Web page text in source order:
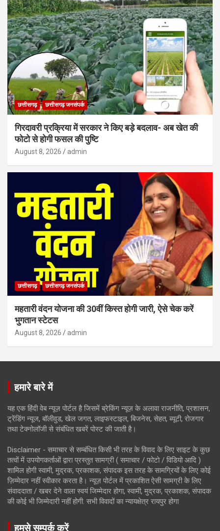
छत्तीसगढ़ छत्तीसगढ़ जनसंपर्क
गिरदावरी प्रक्रिया में सरकार ने किए बड़े बदलाव- अब खेत की
फोटो से होगी फसल की पुष्टि
August 8, 2026 admin
छत्तीसगढ़ छत्तीसगढ़ जनसंपर्क
महतारी वंदन योजना की 30वीं किस्त होगी जारी, ऐसे चेक करें
भुगतान स्टेटस
August 8, 2026 admin
हमारे बारे में
यह एक हिंदी वेब न्यूज़ पोर्टल है जिसमें ब्रेकिंग न्यूज़ के अलावा राजनीति, प्रशासन,
ट्रेंडिंग न्यूज, बॉलीवुड, खेल जगत, लाइफस्टाइल, बिजनेस, सेहत, ब्यूटी, रोजगार
तथा टेक्नोलॉजी से संबंधित खबरें पोस्ट की जाती है।
Disclaimer - समाचार से सम्बंधित किसी भी तरह के विवाद के लिए साइट के कुछ
तत्वों में उपयोगकर्ताओं द्वारा प्रस्तुत सामग्री ( समाचार / फोटो / विडियो आदि )
शामिल होगी स्वामी, मुद्रक, प्रकाशक, संपादक इस तरह के सामग्रियों के लिए कोई
ज़िम्मेदार नहीं स्वीकार करता है। न्यूज़ पोर्टल में प्रकाशित ऐसी सामग्री के लिए
संवाददाता / खबर देने वाला स्वयं जिम्मेदार होगा, स्वामी, मुद्रक, प्रकाशक, संपादक
की कोई भी जिम्मेदारी नहीं होगी. सभी विवादों का न्यायक्षेत्र रायपुर होगा
हमसे सम्पर्क करें